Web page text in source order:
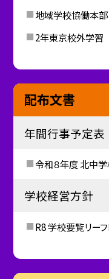
地域学校協働本部
2年東京校外学習
配布文書
年間行事予定表
令和８年度 北中
学校経営方針
R8 学校要覧リーフ